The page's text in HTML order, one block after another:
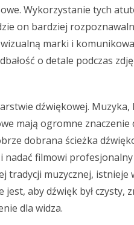
Wykorzystanie tych
on bardziej
marki i
o detale podczas
dźwiękowej.
mają ogromne
dobrana ścieżka
nadać filmowi
tradycji muzycznej,
aby dźwięk był czysty,
dla widza.